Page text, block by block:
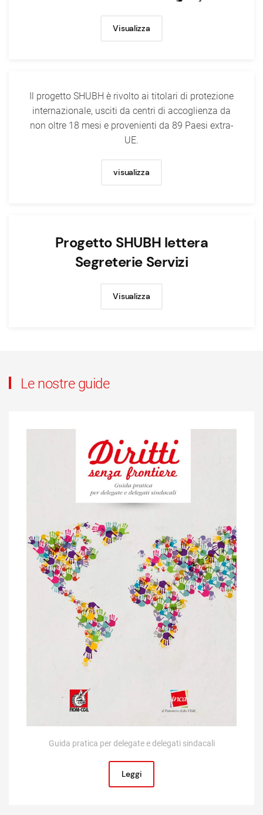
Visualizza
Il progetto SHUBH è rivolto ai titolari di protezione
internazionale, usciti da centri di accoglienza da
non oltre 18 mesi e provenienti da 89 Paesi extra-
UE.
visualizza
Progetto SHUBH lettera
Segreterie Servizi
Visualizza
Le nostre guide
Guida pratica per delegate e delegati sindacali
Leggi